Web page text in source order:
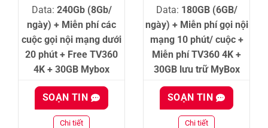
Data: 240Gb (8Gb/
ngày) + Miễn phí các
cuộc gọi nội mạng dưới
20 phút + Free TV360
4K + 30GB Mybox
SOẠN TIN
Chi tiết
Data: 180GB (6GB/
ngày) + Miễn phí gọi nội
mạng 10 phút/ cuộc +
Miễn phí TV360 4K +
30GB lưu trữ MyBox
SOẠN TIN
Chi tiết